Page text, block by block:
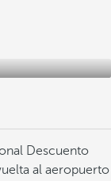
Descuento
al aeropuerto